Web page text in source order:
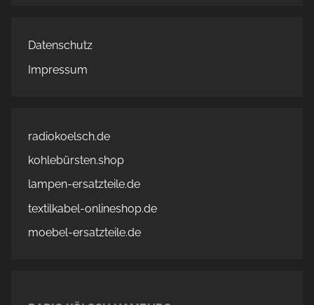
Datenschutz
Impressum
radiokoelsch.de
kohlebürsten.shop
lampen-ersatzteile.de
textilkabel-onlineshop.de
moebel-ersatzteile.de